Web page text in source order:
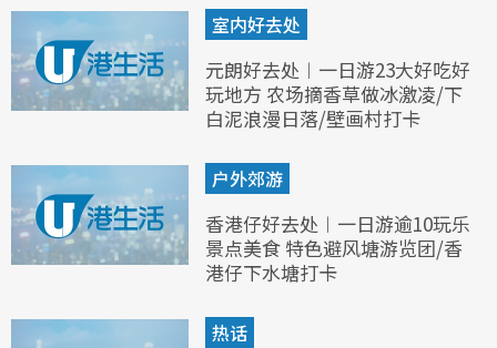
室内好去处
元朗好去处︱一日游23大好吃好
玩地方 农场摘香草做冰激凌/下
白泥浪漫日落/壁画村打卡
户外郊游
香港仔好去处︱一日游逾10玩乐
景点美食 特色避风塘游览团/香
港仔下水塘打卡
热话